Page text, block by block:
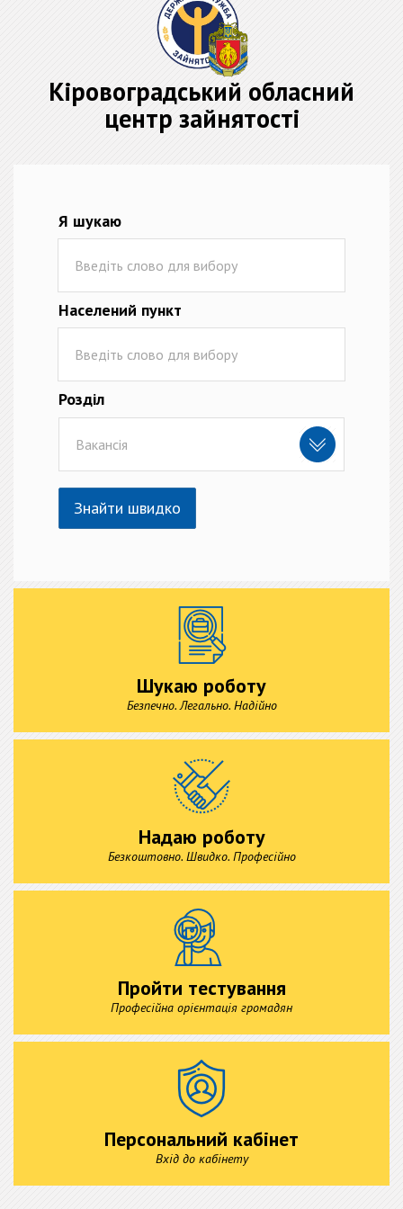
Кіровоградський обласний
центр зайнятості
Я шукаю
Населений пункт
Розділ
Вакансія
Знайти швидко
Шукаю роботу
Безпечно. Легально. Надійно
Надаю роботу
Безкоштовно. Швидко. Професійно
Пройти тестування
Професійна орієнтація громадян
Персональний кабінет
Вхід до кабінету